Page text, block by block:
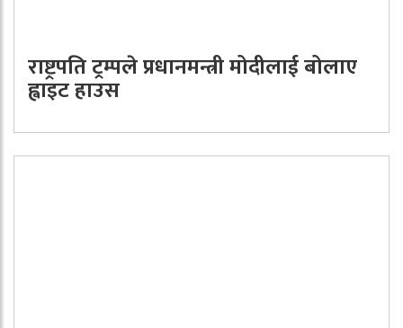
राष्ट्रपति ट्रम्पले प्रधानमन्त्री मोदीलाई बोलाए
ह्वाइट हाउस